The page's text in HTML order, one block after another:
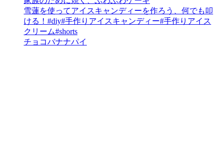
雪蓮を使ってアイスキャンディーを作ろう、何でも叩
ける！#diy#手作りアイスキャンディー#手作りアイス
クリーム#shorts
チョコバナナパイ